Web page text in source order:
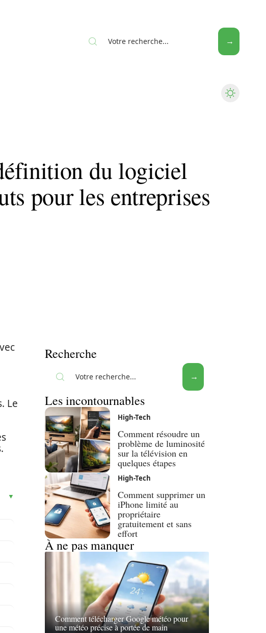
du logiciel
pour les entreprises
Le
Recherche
Les incontournables
High-Tech
Comment résoudre un
problème de luminosité
sur la télévision en
quelques étapes
High-Tech
Comment supprimer un
iPhone limité au
propriétaire
gratuitement et sans
effort
À ne pas manquer
Comment télécharger Google météo pour
une météo précise à portée de main